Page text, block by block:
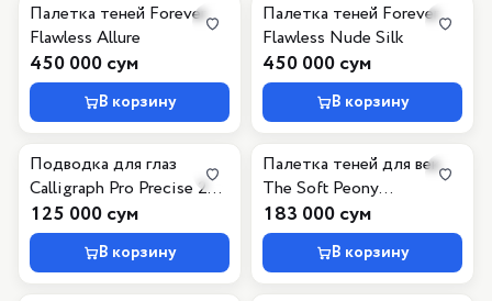
Палетка теней Forever
Flawless Allure
450 000 сум
В корзину
Палетка теней Forever
Flawless Nude Silk
450 000 сум
В корзину
Подводка для глаз
Calligraph Pro Precise 24h
Matt Liner Waterproof,
010 черная матовая
125 000 сум
В корзину
Палетка теней для век
The Soft Peony
Eyeshadow Palette
183 000 сум
В корзину